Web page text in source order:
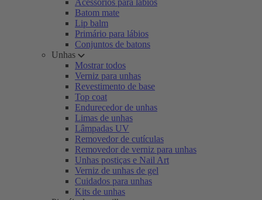
Acessórios para lábios
Batom mate
Lip balm
Primário para lábios
Conjuntos de batons
Unhas
Mostrar todos
Verniz para unhas
Revestimento de base
Top coat
Endurecedor de unhas
Limas de unhas
Lâmpadas UV
Removedor de cutículas
Removedor de verniz para unhas
Unhas postiças e Nail Art
Verniz de unhas de gel
Cuidados para unhas
Kits de unhas